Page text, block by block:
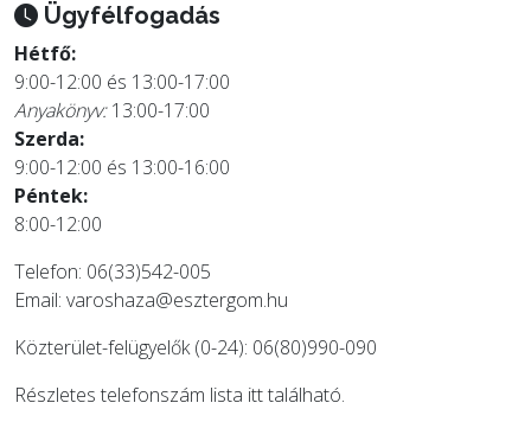
Ügyfélfogadás
Hétfő:
9:00-12:00 és 13:00-17:00
Anyakönyv:13:00-17:00
Szerda:
9:00-12:00 és 13:00-16:00
Péntek:
8:00-12:00
Telefon: 06(33)542-005
Email: varoshaza@esztergom.hu
Közterület-felügyelők (0-24): 06(80)990-090
Részletes telefonszám lista itttalálható.